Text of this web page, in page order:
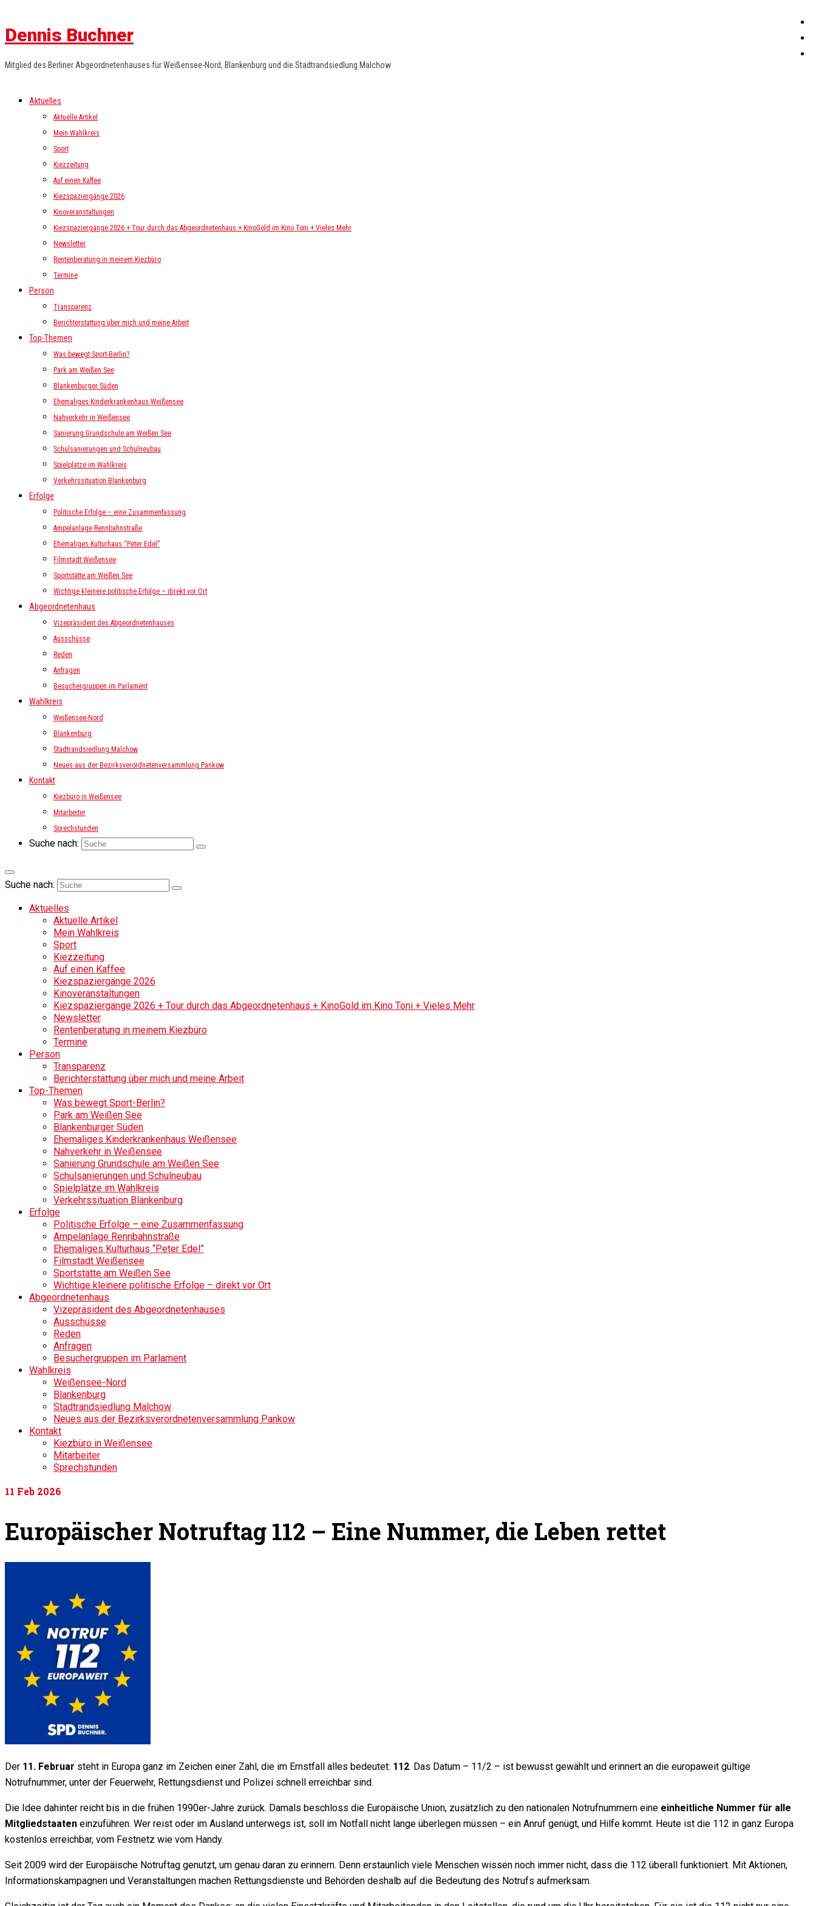
Dennis Buchner
Mitglied des Berliner Abgeordnetenhauses für Weißensee-Nord, Blankenburg und die Stadtrandsiedlung Malchow
Aktuelles
Aktuelle Artikel
Mein Wahlkreis
Sport
Kiezzeitung
Auf einen Kaffee
Kiezspaziergänge 2026
Kinoveranstaltungen
Kiezspaziergänge 2026 + Tour durch das Abgeordnetenhaus + KinoGold im Kino Toni + Vieles Mehr
Newsletter
Rentenberatung in meinem Kiezbüro
Termine
Person
Transparenz
Berichterstattung über mich und meine Arbeit
Top-Themen
Was bewegt Sport-Berlin?
Park am Weißen See
Blankenburger Süden
Ehemaliges Kinderkrankenhaus Weißensee
Nahverkehr in Weißensee
Sanierung Grundschule am Weißen See
Schulsanierungen und Schulneubau
Spielplätze im Wahlkreis
Verkehrssituation Blankenburg
Erfolge
Politische Erfolge – eine Zusammenfassung
Ampelanlage Rennbahnstraße
Ehemaliges Kulturhaus “Peter Edel”
Filmstadt Weißensee
Sportstätte am Weißen See
Wichtige kleinere politische Erfolge – direkt vor Ort
Abgeordnetenhaus
Vizepräsident des Abgeordnetenhauses
Ausschüsse
Reden
Anfragen
Besuchergruppen im Parlament
Wahlkreis
Weißensee-Nord
Blankenburg
Stadtrandsiedlung Malchow
Neues aus der Bezirksverordnetenversammlung Pankow
Kontakt
Kiezbüro in Weißensee
Mitarbeiter
Sprechstunden
Suche nach:
Suche nach:
Aktuelles
Aktuelle Artikel
Mein Wahlkreis
Sport
Kiezzeitung
Auf einen Kaffee
Kiezspaziergänge 2026
Kinoveranstaltungen
Kiezspaziergänge 2026 + Tour durch das Abgeordnetenhaus + KinoGold im Kino Toni + Vieles Mehr
Newsletter
Rentenberatung in meinem Kiezbüro
Termine
Person
Transparenz
Berichterstattung über mich und meine Arbeit
Top-Themen
Was bewegt Sport-Berlin?
Park am Weißen See
Blankenburger Süden
Ehemaliges Kinderkrankenhaus Weißensee
Nahverkehr in Weißensee
Sanierung Grundschule am Weißen See
Schulsanierungen und Schulneubau
Spielplätze im Wahlkreis
Verkehrssituation Blankenburg
Erfolge
Politische Erfolge – eine Zusammenfassung
Ampelanlage Rennbahnstraße
Ehemaliges Kulturhaus “Peter Edel”
Filmstadt Weißensee
Sportstätte am Weißen See
Wichtige kleinere politische Erfolge – direkt vor Ort
Abgeordnetenhaus
Vizepräsident des Abgeordnetenhauses
Ausschüsse
Reden
Anfragen
Besuchergruppen im Parlament
Wahlkreis
Weißensee-Nord
Blankenburg
Stadtrandsiedlung Malchow
Neues aus der Bezirksverordnetenversammlung Pankow
Kontakt
Kiezbüro in Weißensee
Mitarbeiter
Sprechstunden
11 Feb 2026
Europäischer Notruftag 112 – Eine Nummer, die Leben rettet
Der 11. Februar steht in Europa ganz im Zeichen einer Zahl, die im Ernstfall alles bedeutet: 112. Das Datum – 11/2 – ist bewusst gewählt und erinnert an die europaweit gültige
Notrufnummer, unter der Feuerwehr, Rettungsdienst und Polizei schnell erreichbar sind.
Die Idee dahinter reicht bis in die frühen 1990er-Jahre zurück. Damals beschloss die Europäische Union, zusätzlich zu den nationalen Notrufnummern eine einheitliche Nummer für alle
Mitgliedstaaten einzuführen. Wer reist oder im Ausland unterwegs ist, soll im Notfall nicht lange überlegen müssen – ein Anruf genügt, und Hilfe kommt. Heute ist die 112 in ganz Europa
kostenlos erreichbar, vom Festnetz wie vom Handy.
Seit 2009 wird der Europäische Notruftag genutzt, um genau daran zu erinnern. Denn erstaunlich viele Menschen wissen noch immer nicht, dass die 112 überall funktioniert. Mit Aktionen,
Informationskampagnen und Veranstaltungen machen Rettungsdienste und Behörden deshalb auf die Bedeutung des Notrufs aufmerksam.